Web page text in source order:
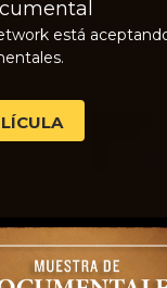
está